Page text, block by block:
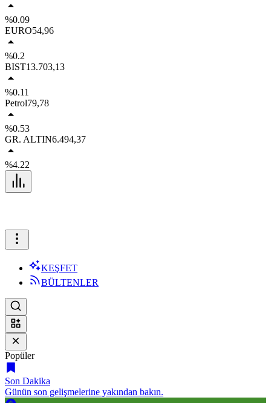
%0.09
EURO54,96
%0.2
BIST13.703,13
%0.11
Petrol79,78
%0.53
GR. ALTIN6.494,37
%4.22
KEŞFET
BÜLTENLER
Popüler
Son Dakika
Günün son gelişmelerine yakından bakın.